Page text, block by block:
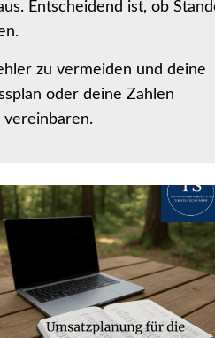
Entscheidend ist, ob
zu vermeiden und deine
oder deine Zahlen
vereinbaren.